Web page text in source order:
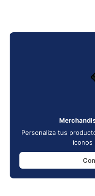
Personaliza tus
iconos